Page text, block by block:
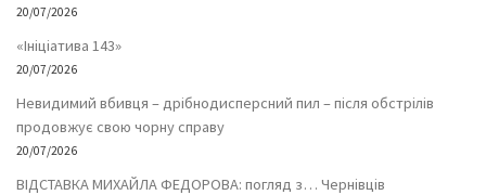
20/07/2026
«Ініціатива 143»
20/07/2026
Невидимий вбивця – дрібнодисперсний пил – після обстрілів
продовжує свою чорну справу
20/07/2026
ВІДСТАВКА МИХАЙЛА ФЕДОРОВА: погляд з… Чернівців